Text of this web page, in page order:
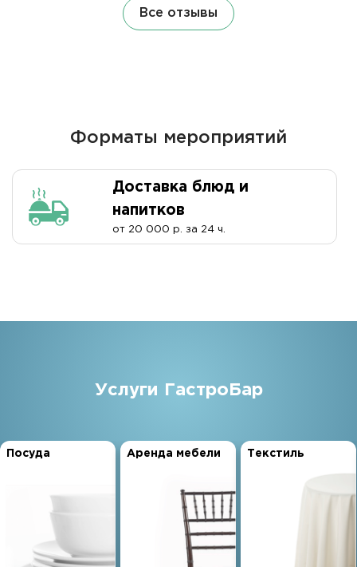
Все отзывы
Форматы мероприятий
Доставка блюд и
напитков
от 20 000 р. за 24 ч.
Услуги ГастроБар
Посуда Аренда мебели Текстиль